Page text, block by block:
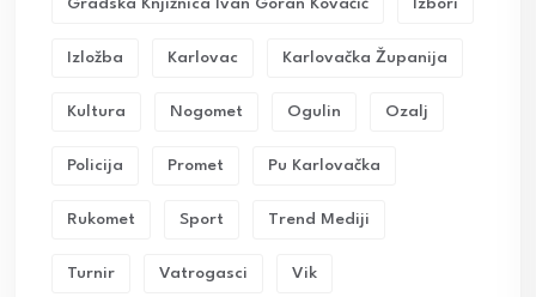
Gradska Knjižnica Ivan Goran Kovačić Izbori
Izložba Karlovac Karlovačka Županija
Kultura Nogomet Ogulin Ozalj
Policija Promet Pu Karlovačka
Rukomet Sport Trend Mediji
Turnir Vatrogasci Vik